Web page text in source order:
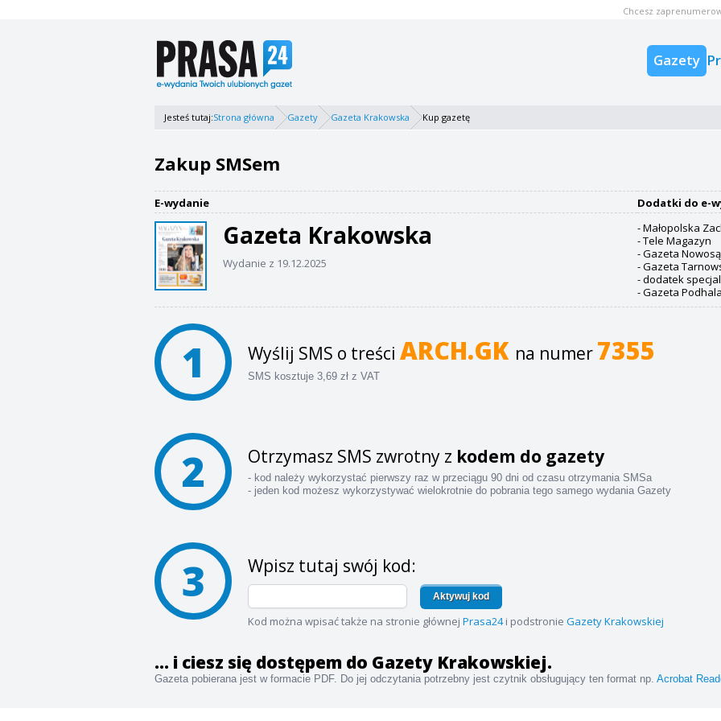
Gazety
Chcesz
Jesteś tutaj:Strona główna Gazety Gazeta Krakowska Kup gazetę
Zakup SMSem
E-wydanie
Gazeta Krakowska
Wydanie z 19.12.2025
Dodatki do e-
- Małopolska
- Tele Magazyn
- Gazeta
- Gazeta
- dodatek
- Gazeta
1 Wyślij SMS o treści ARCH.GK na numer 7355
SMS kosztuje 3,69 zł z VAT
2 Otrzymasz SMS zwrotny z kodem do gazety
- kod należy wykorzystać pierwszy raz w przeciągu 90 dni od czasu otrzymania SMSa
- jeden kod możesz wykorzystywać wielokrotnie do pobrania tego samego wydania Gazety
3 Wpisz tutaj swój kod:
Aktywuj kod
Kod można wpisać także na stronie głównej Prasa24i podstronie Gazety Krakowskiej
... i ciesz się dostępem do Gazety Krakowskiej.
Gazeta pobierana jest w formacie PDF. Do jej odczytania potrzebny jest czytnik obsługujący ten format np. Acrobat